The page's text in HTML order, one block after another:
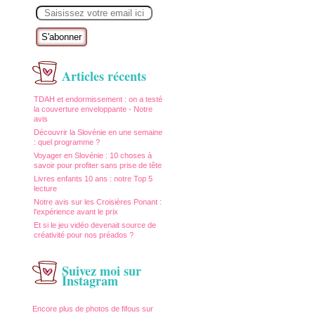
m
Articles récents
TDAH et endormissement : on a testé
la couverture enveloppante - Notre
avis
Découvrir la Slovénie en une semaine
: quel programme ?
Voyager en Slovénie : 10 choses à
savoir pour profiter sans prise de tête
Livres enfants 10 ans : notre Top 5
lecture
Notre avis sur les Croisières Ponant :
l'expérience avant le prix
Et si le jeu vidéo devenait source de
créativité pour nos préados ?
Suivez moi sur
Instagram
Encore plus de photos de fifous sur